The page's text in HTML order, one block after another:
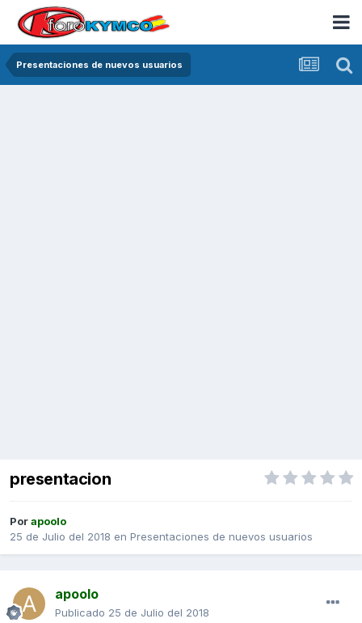
Presentaciones de nuevos usuarios
presentacion
Porapoolo
25 de Julio del 2018 en Presentaciones de nuevos usuarios
apoolo
Publicado 25 de Julio del 2018